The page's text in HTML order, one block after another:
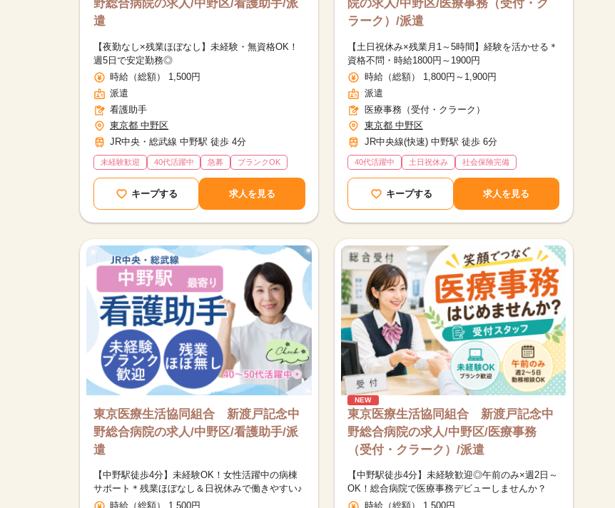
野総合病院の求人/中野区/看護助手/派
遣
【夜勤なし×残業ほぼなし】未経験・無資格OK！
週5日で安定勤務◎
時給（総額） 1,500円
派遣
看護助手
東京都 中野区
JR中央・総武線 中野駅 徒歩 4分
未経験歓迎 40代活躍中 急募 ブランクOK
キープする 求人を見る
院の求人/中野区/医療事務（受付・ク
ラーク）/派遣
【土日祝休み×残業月1～5時間】経験を活かせる＊
資格不問・時給1800円～1900円
時給（総額） 1,800円～1,900円
派遣
医療事務（受付・クラーク）
東京都 中野区
JR中央線(快速) 中野駅 徒歩 6分
40代活躍中 土日祝休み 社会保険完備
キープする 求人を見る
東京医療生活協同組合 新渡戸記念中
野総合病院の求人/中野区/看護助手/派
遣
【中野駅徒歩4分】未経験OK！女性活躍中の病棟
サポート＊残業ほぼなし＆日祝休みで働きやすい♪
時給（総額） 1,500円
NEW
東京医療生活協同組合 新渡戸記念中
野総合病院の求人/中野区/医療事務
（受付・クラーク）/派遣
【中野駅徒歩4分】未経験歓迎◎午前のみ×週2日～
OK！総合病院で医療事務デビューしませんか？
時給（総額） 1,500円